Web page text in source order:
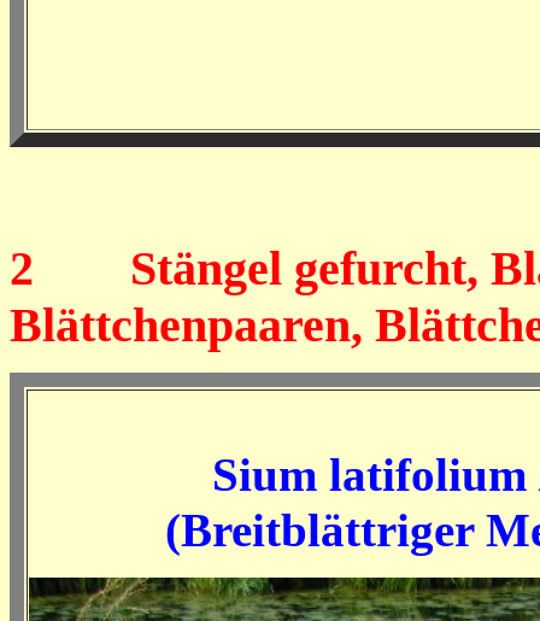
2 Stängel gefurcht,
Blättchenpaaren,
Sium latifolium
(Breitblättriger